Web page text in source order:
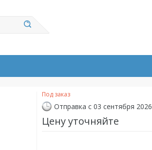
Под заказ
Отправка с 03 сентября 2026
Цену уточняйте